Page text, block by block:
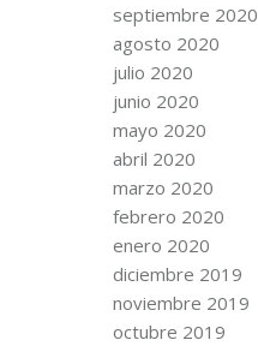
septiembre 2020
agosto 2020
julio 2020
junio 2020
mayo 2020
abril 2020
marzo 2020
febrero 2020
enero 2020
diciembre 2019
noviembre 2019
octubre 2019